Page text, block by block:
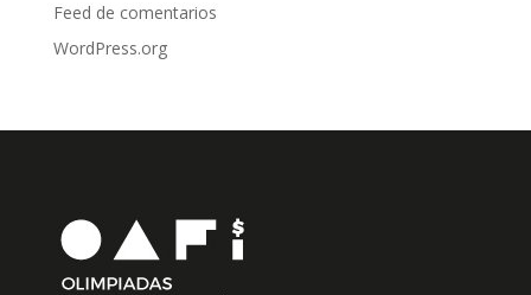
Feed de comentarios
WordPress.org